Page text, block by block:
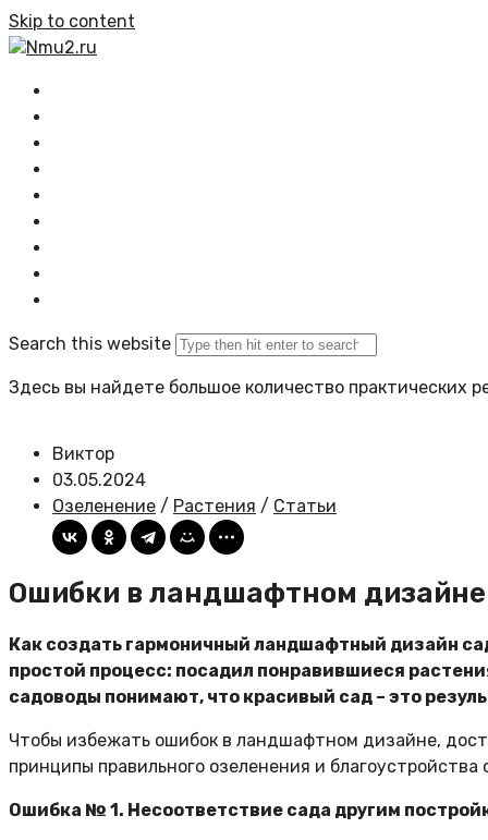
Skip to content
Nmu2.ru
Search this website
Здесь вы найдете большое количество практических
Виктор
03.05.2024
Озеленение / Растения / Статьи
Ошибки в ландшафтном дизайне
Как создать гармоничный ландшафтный дизайн
простой процесс: посадил понравившиеся
садоводы понимают, что красивый сад – это
Чтобы избежать ошибок в ландшафтном дизайне,
принципы правильного озеленения и
Ошибка № 1. Несоответствие сада другим